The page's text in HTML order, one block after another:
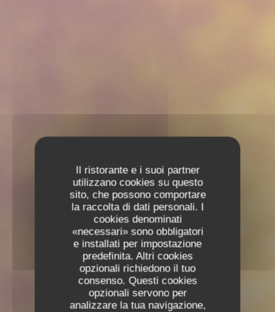
Il ristorante e i suoi partner
utilizzano cookies su questo
sito, che possono comportare
la raccolta di dati personali. I
cookies denominati
«necessari» sono obbligatori
e installati per impostazione
predefinita. Altri cookies
opzionali richiedono il tuo
consenso. Questi cookies
opzionali servono per
analizzare la tua navigazione,